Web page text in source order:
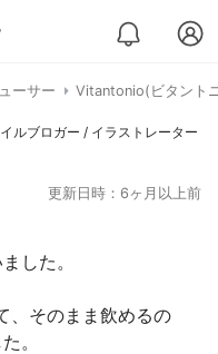
ーサー Vitantonio(ビタント
ルブロガー / イラストレーター
更新日時：6ヶ月以上前
した。
、そのまま飲めるの
。